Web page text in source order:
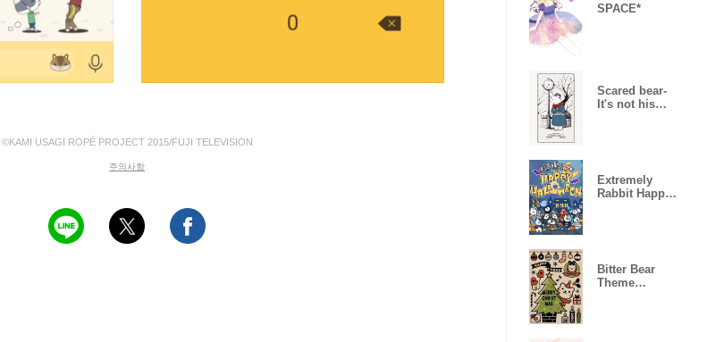
©KAMI USAGI ROPÉ PROJECT 2015/FUJI TELEVISION
주의사항
SPACE*
Scared bear-
It's not his
Extremely
Rabbit Happy
Bitter Bear
Theme